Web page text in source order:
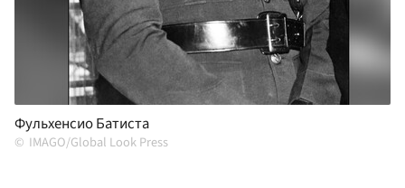
Фульхенсио Батиста
IMAGO/Global Look Press